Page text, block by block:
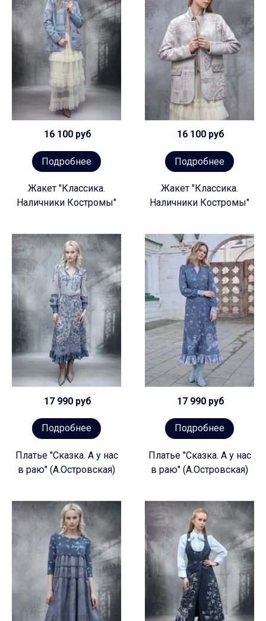
16 100 руб
Подробнее
Жакет "Классика.
Наличники Костромы"
16 100 руб
Подробнее
Жакет "Классика.
Наличники Костромы"
17 990 руб
Подробнее
Платье "Сказка. А у нас
в раю" (А.Островская)
17 990 руб
Подробнее
Платье "Сказка. А у нас
в раю" (А.Островская)